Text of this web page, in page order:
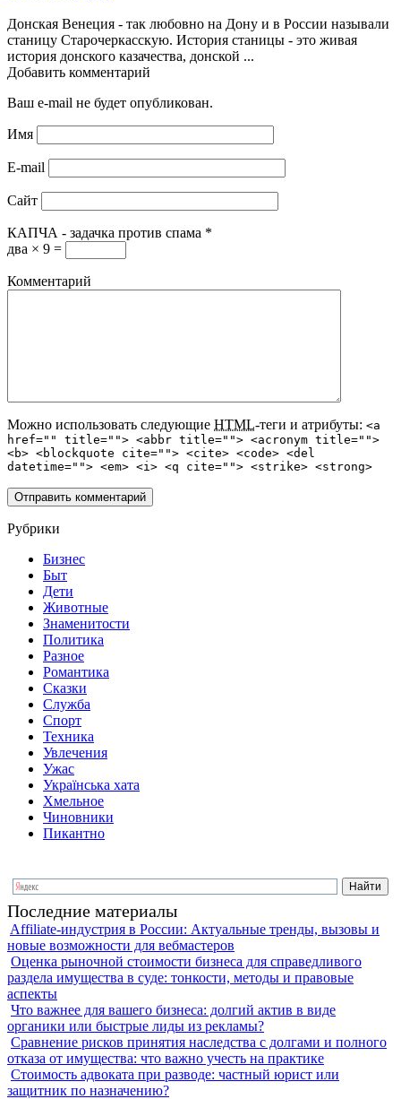
Донская Венеция - так любовно на Дону и в России называли
станицу Старочеркасскую. История станицы - это живая
история донского казачества, донской ...
Добавить комментарий
Ваш e-mail не будет опубликован.
Имя
E-mail
Сайт
КАПЧА - задачка против спама *
два × 9 =
Комментарий
Можно использовать следующие HTML-теги и атрибуты: <a
href="" title=""> <abbr title=""> <acronym title="">
<b> <blockquote cite=""> <cite> <code> <del
datetime=""> <em> <i> <q cite=""> <strike> <strong>
Рубрики
Бизнес
Быт
Дети
Животные
Знаменитости
Политика
Разное
Романтика
Сказки
Служба
Спорт
Техника
Увлечения
Ужас
Українська хата
Хмельное
Чиновники
Пикантно
Последние материалы
Affiliate-индустрия в России: Актуальные тренды, вызовы и
новые возможности для вебмастеров
Оценка рыночной стоимости бизнеса для справедливого
раздела имущества в суде: тонкости, методы и правовые
аспекты
Что важнее для вашего бизнеса: долгий актив в виде
органики или быстрые лиды из рекламы?
Сравнение рисков принятия наследства с долгами и полного
отказа от имущества: что важно учесть на практике
Стоимость адвоката при разводе: частный юрист или
защитник по назначению?